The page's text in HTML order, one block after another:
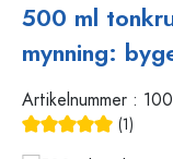
500 ml
mynning:
Artikelnummer :
(1)